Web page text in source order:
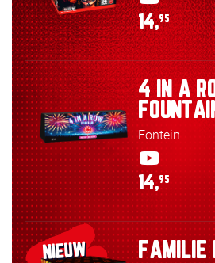
14,95
4 IN A
Fontein
14,95
NIEUW FAMILIE